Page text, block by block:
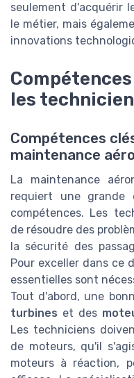
seulement d'acquérir
le métier, mais
innovations
les
Compétences
maintenance
La maintenance
requiert une grande
compétences. Les
de résoudre des
la sécurité des
Pour exceller dans ce
essentielles sont
Tout d'abord, une
turbines et des
Les techniciens
de moteurs, qu'il
moteurs à réaction,